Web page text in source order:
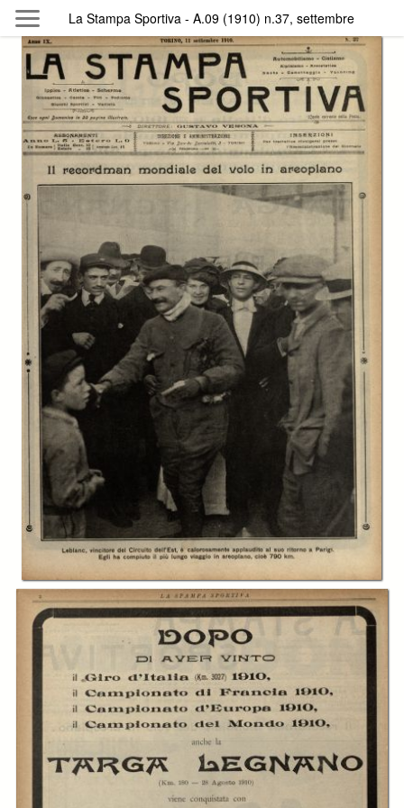
Skip to main content
Byterfly
Follow The Byterfly And Enjoy Open
Policy Collections Providers Exhibitions
Search Term
La Stampa Sportiva - A.09 (1910) n.37, settembre